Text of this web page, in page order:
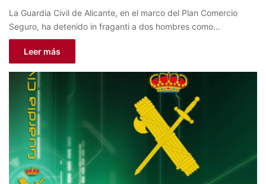
La Guardia Civil de Alicante, en el marco del Plan Comercio
Seguro, ha detenido in fraganti a dos hombres como…
Leer más